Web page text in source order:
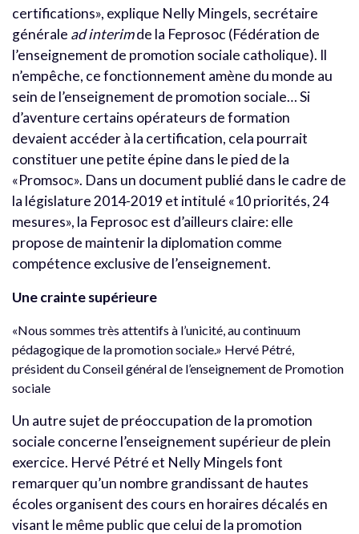
certifications», explique Nelly Mingels, secrétaire
générale ad interimde la Feprosoc (Fédération de
l’enseignement de promotion sociale catholique). Il
n’empêche, ce fonctionnement amène du monde au
sein de l’enseignement de promotion sociale… Si
d’aventure certains opérateurs de formation
devaient accéder à la certification, cela pourrait
constituer une petite épine dans le pied de la
«Promsoc». Dans un document publié dans le cadre de
la législature 2014-2019 et intitulé «10 priorités, 24
mesures», la Feprosoc est d’ailleurs claire: elle
propose de maintenir la diplomation comme
compétence exclusive de l’enseignement.
Une crainte supérieure
«Nous sommes très attentifs à l’unicité, au continuum
pédagogique de la promotion sociale.» Hervé Pétré,
président du Conseil général de l’enseignement de Promotion
sociale
Un autre sujet de préoccupation de la promotion
sociale concerne l’enseignement supérieur de plein
exercice. Hervé Pétré et Nelly Mingels font
remarquer qu’un nombre grandissant de hautes
écoles organisent des cours en horaires décalés en
visant le même public que celui de la promotion